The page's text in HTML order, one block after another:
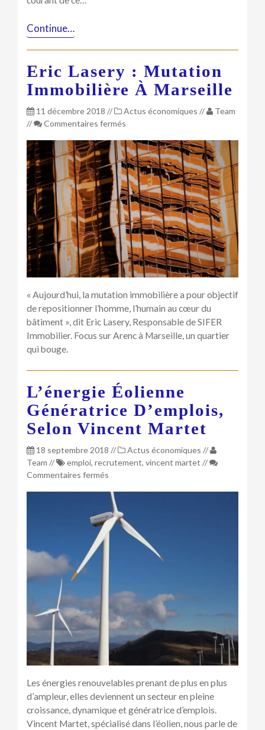
Continue…
Eric Lasery : Mutation
Immobilière À Marseille
11 décembre 2018 // Actus économiques //
Team
//
Commentaires fermés
Lasery
:
Mutation
immobilière
à
Marseille
« Aujourd’hui, la mutation immobilière a pour objectif
de repositionner l’homme, l’humain au cœur du
bâtiment », dit Eric Lasery, Responsable de SIFER
Immobilier. Focus sur Arenc à Marseille, un quartier
qui bouge.
L’énergie Éolienne
Génératrice D’emplois,
Selon Vincent Martet
18 septembre 2018 // Actus économiques //
Team // emploi, recrutement, vincent martet //
Commentaires fermés
éolienne
génératrice
d’emplois,
selon
Les énergies renouvelables prenant de plus en plus
d’ampleur, elles deviennent un secteur en pleine
croissance, dynamique et génératrice d’emplois.
Vincent Martet, spécialisé dans l’éolien, nous parle de